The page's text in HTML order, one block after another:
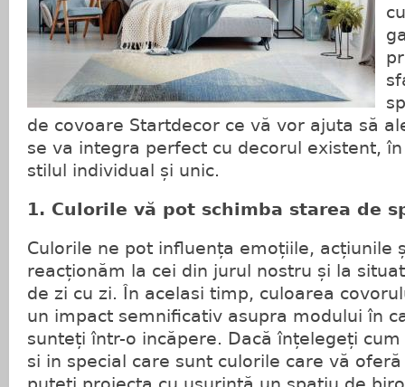
de covoare Startdecor ce vă vor ajuta să
se va integra perfect cu decorul existent,
stilul individual și unic.
1. Culorile vă pot schimba starea de
Culorile ne pot influența emoțiile, acțiunile
reacționăm la cei din jurul nostru și la
de zi cu zi. În acelasi timp, culoarea
un impact semnificativ asupra modului în
sunteți într-o incăpere. Dacă înțelegeți
si in special care sunt culorile care vă